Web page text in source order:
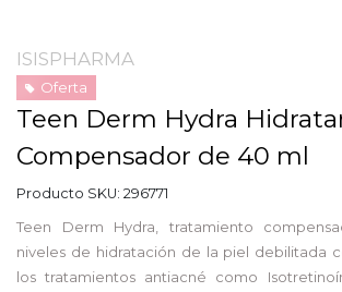
ISISPHARMA
Oferta
Teen Derm Hydra
Compensador de 40 ml
Producto SKU: 296771
Teen Derm Hydra, tratamiento
niveles de hidratación de la piel debilitada
los tratamientos antiacné como